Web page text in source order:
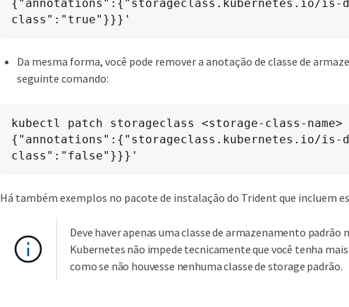
{"annotations":{"storageclass.kubernetes.io/is-
class":"true"}}}'
Da mesma forma, você pode remover a anotação de classe de
seguinte comando:
kubectl patch storageclass <storage-class-
{"annotations":{"storageclass.kubernetes.io/is-
class":"false"}}}'
Há também exemplos no pacote de instalação do Trident que incluem
Deve haver apenas uma classe de armazenamento padrão
Kubernetes não impede tecnicamente que você tenha
como se não houvesse nenhuma classe de storage padrão.